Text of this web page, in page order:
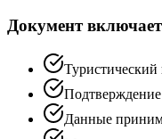
Документ
Туристический
Данные